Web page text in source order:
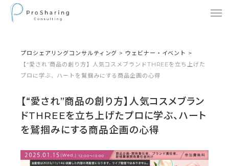
プロシェアリングコンサルティング > ウェビナー・イベント >
【“愛され”商品の創り方】人気コスメブランドTHREEを立ち上げた
プロに学ぶ、ハートを鷲掴みにする商品企画の心得
【“愛され”商品の創り方】人気コスメブラン
ドTHREEを立ち上げたプロに学ぶ、ハート
を鷲掴みにする商品企画の心得